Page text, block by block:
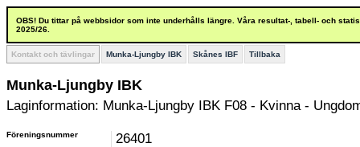
OBS! Du tittar på webbsidor som inte underhålls längre. Våra resultat-, tabell- och
2025/26.
Kontakt och tävlingar Munka-Ljungby IBK Skånes IBF Tillbaka
Munka-Ljungby IBK
Laginformation: Munka-Ljungby IBK F08 - Kvinna -
Föreningsnummer 26401